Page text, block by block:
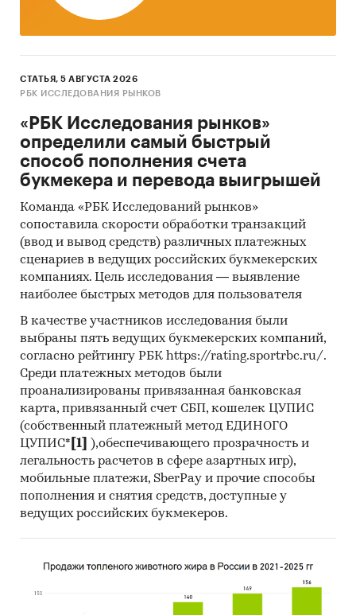
СТАТЬЯ, 5 АВГУСТА 2026
РБК ИССЛЕДОВАНИЯ РЫНКОВ
«РБК Исследования рынков»
определили самый быстрый
способ пополнения счета
букмекера и перевода выигрышей
Команда «РБК Исследований рынков»
сопоставила скорости обработки транзакций
(ввод и вывод средств) различных платежных
сценариев в ведущих российских букмекерских
компаниях. Цель исследования — выявление
наиболее быстрых методов для пользователя
В качестве участников исследования были
выбраны пять ведущих букмекерских компаний,
согласно рейтингу РБК https://rating.sportrbc.ru/.
Среди платежных методов были
проанализированы привязанная банковская
карта, привязанный счет СБП, кошелек ЦУПИС
(собственный платежный метод ЕДИНОГО
ЦУПИС* [1]
),обеспечивающего прозрачность и
легальность расчетов в сфере азартных игр),
мобильные платежи, SberPay и прочие способы
пополнения и снятия средств, доступные у
ведущих российских букмекеров.